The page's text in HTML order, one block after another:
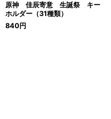
原神 佳辰寄意 生誕祭 キー
ホルダー（31種類）
840円